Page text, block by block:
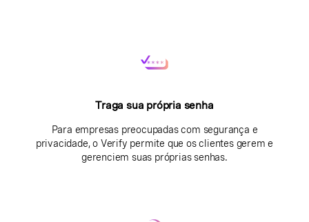
Traga sua própria senha
Para empresas preocupadas com segurança e
privacidade, o Verify permite que os clientes gerem e
gerenciem suas próprias senhas.